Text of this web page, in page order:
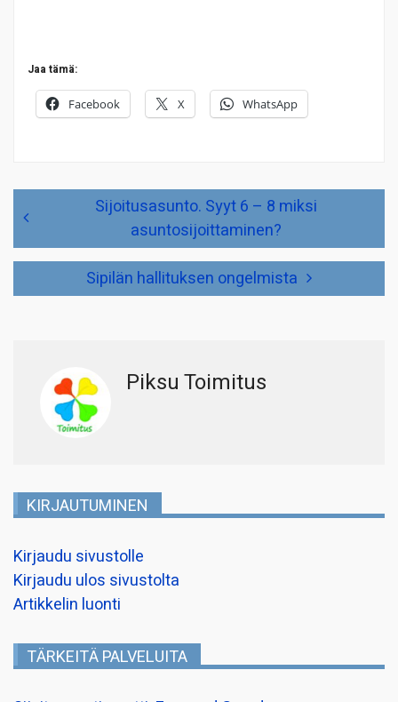
Jaa tämä:
Facebook X WhatsApp
selaus
Sijoitusasunto. Syyt 6 – 8 miksi
asuntosijoittaminen?
Sipilän hallituksen ongelmista
Piksu Toimitus
KIRJAUTUMINEN
Kirjaudu sivustolle
Kirjaudu ulos sivustolta
Artikkelin luonti
TÄRKEITÄ PALVELUITA